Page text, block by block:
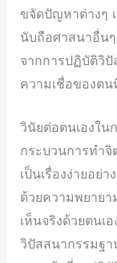
ขจัดปัญหาต่างๆ
นับถือศาสนาอื่น
จากการปฏิบัติวิ
ความเชื่อของตน
วินัยต่อตนเองใน
กระบวนการทำ
เป็นเรื่องง่ายอย่
ด้วยความพยายา
เห็นจริงด้วยตนเ
วิปัสสนากรรมฐา